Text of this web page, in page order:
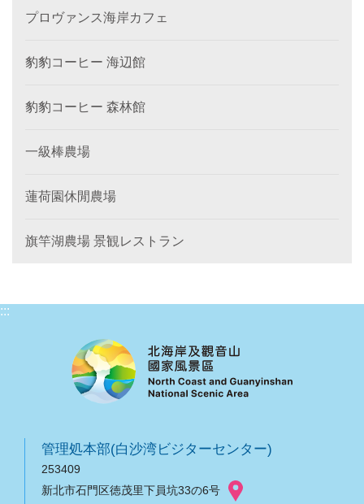
プロヴァンス海岸カフェ
豹豹コーヒー 海辺館
豹豹コーヒー 森林館
一級棒農場
蓮荷園休閒農場
旗竿湖農場 景観レストラン
:::
管理処本部(白沙湾ビジターセンター)
253409
新北市石門区徳茂里下員坑33の6号